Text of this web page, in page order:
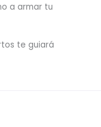
a armar tu
te guiará